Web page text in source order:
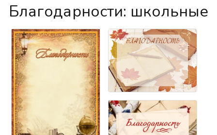
Благодарности: школьные